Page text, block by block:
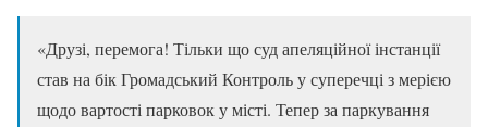
«Друзі, перемога! Тільки що суд апеляційної інстанції
став на бік Громадський Контроль у суперечці з мерією
щодо вартості парковок у місті. Тепер за паркування